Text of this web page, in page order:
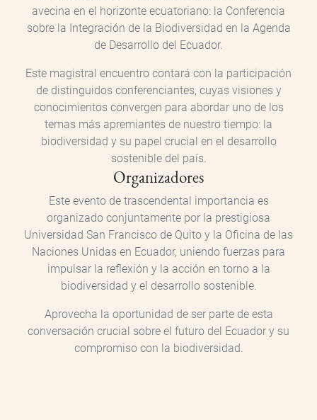
avecina en el horizonte ecuatoriano: la Conferencia
sobre la Integración de la Biodiversidad en la Agenda
de Desarrollo del Ecuador.
Este magistral encuentro contará con la participación
de distinguidos conferenciantes, cuyas visiones y
conocimientos convergen para abordar uno de los
temas más apremiantes de nuestro tiempo: la
biodiversidad y su papel crucial en el desarrollo
sostenible del país.
Organizadores
Este evento de trascendental importancia es
organizado conjuntamente por la prestigiosa
Universidad San Francisco de Quito y la Oficina de las
Naciones Unidas en Ecuador, uniendo fuerzas para
impulsar la reflexión y la acción en torno a la
biodiversidad y el desarrollo sostenible.
Aprovecha la oportunidad de ser parte de esta
conversación crucial sobre el futuro del Ecuador y su
compromiso con la biodiversidad.